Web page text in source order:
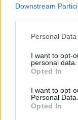
Downstream
Personal
I want to opt-
personal data.
Opted In
I want to opt-
Personal Data.
Opted In
Nanoracks 160
virginiai Northrop
hivatal. A NASA
platformokra
KEDVES
A keresett cikk